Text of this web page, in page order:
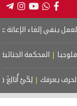
عن المستفيدين |
الدولية..
أُبَالِغَ فِي حُبِّكِ | لم أكن